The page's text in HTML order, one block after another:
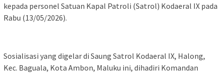
kepada personel Satuan Kapal Patroli (Satrol) Kodaeral IX pada
Rabu (13/05/2026).
Sosialisasi yang digelar di Saung Satrol Kodaeral IX, Halong,
Kec. Baguala, Kota Ambon, Maluku ini, dihadiri Komandan